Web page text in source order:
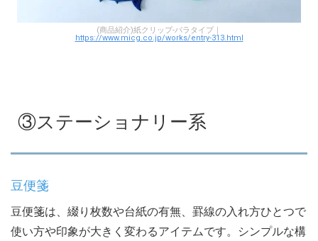
(商品紹介)紙クリップ-バラタイプ｜
https://www.micg.co.jp/works/entry-313.html
③ステーショナリー系
豆便箋
豆便箋は、綴り枚数や台紙の有無、罫線の入れ方ひとつで
使い方や印象が大きく変わるアイテムです。シンプルな構